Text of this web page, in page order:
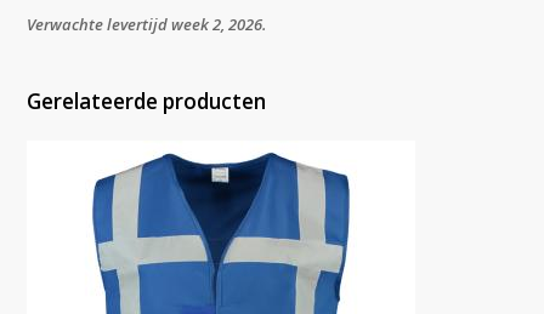
Verwachte levertijd week 2, 2026.
Gerelateerde producten